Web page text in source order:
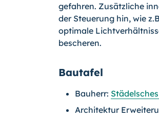
gefahren. Zusätzliche
der Steuerung hin, wie
optimale
bescheren.
Bautafel
Bauherr:
Architektur